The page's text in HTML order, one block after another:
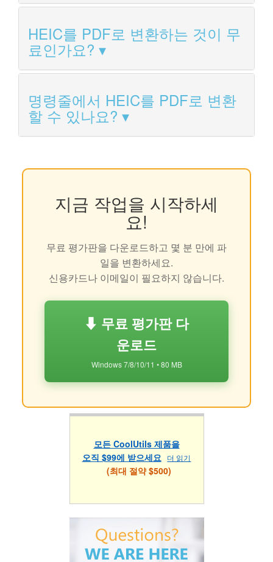
HEIC를 PDF로 변환하는 것이 무
료인가요?
명령줄에서 HEIC를 PDF로 변환
할 수 있나요?
지금 작업을 시작하세
요!
무료 평가판을 다운로드하고 몇 분 만에 파
일을 변환하세요.
신용카드나 이메일이 필요하지 않습니다.
⬇ 무료 평가판 다
운로드
Windows 7/8/10/11 • 80 MB
모든 CoolUtils 제품을
오직 $99에 받으세요
더 읽기
(최대 절약 $500)